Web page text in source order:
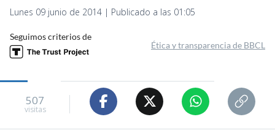
Lunes 09 junio de 2014 | Publicado a las 01:05
Seguimos criterios de
Ética y transparencia de BBCL
507
visitas